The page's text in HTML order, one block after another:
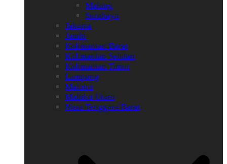
Malang
Surabaya
Jakarta
Jambi
Kalimantan Barat
Kalimantan Selatan
Kalimantan Timur
Lampung
Maluku
Maluku Utara
Nusa Tenggara Barat